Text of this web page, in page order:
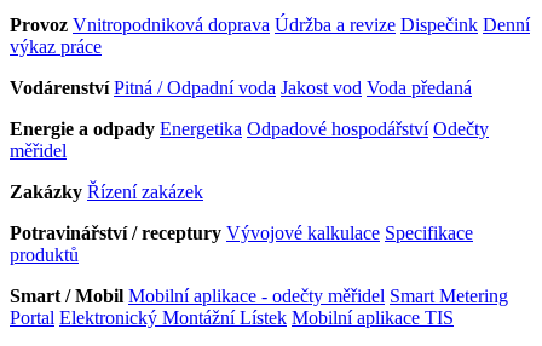
Provoz Vnitropodniková doprava Údržba a revize Dispečink Denní
výkaz práce
Vodárenství Pitná / Odpadní voda Jakost vod Voda předaná
Energie a odpady Energetika Odpadové hospodářství Odečty
měřidel
Zakázky Řízení zakázek
Potravinářství / receptury Vývojové kalkulace Specifikace
produktů
Smart / Mobil Mobilní aplikace - odečty měřidel Smart Metering
Portal Elektronický Montážní Lístek Mobilní aplikace TIS